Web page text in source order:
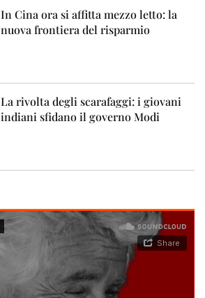
In Cina ora si affitta mezzo letto: la
nuova frontiera del risparmio
La rivolta degli scarafaggi: i giovani
indiani sfidano il governo Modi